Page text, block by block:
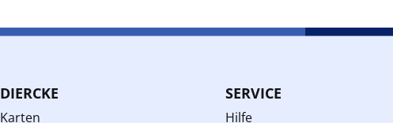
DIERCKE
Karten
SERVICE
Hilfe